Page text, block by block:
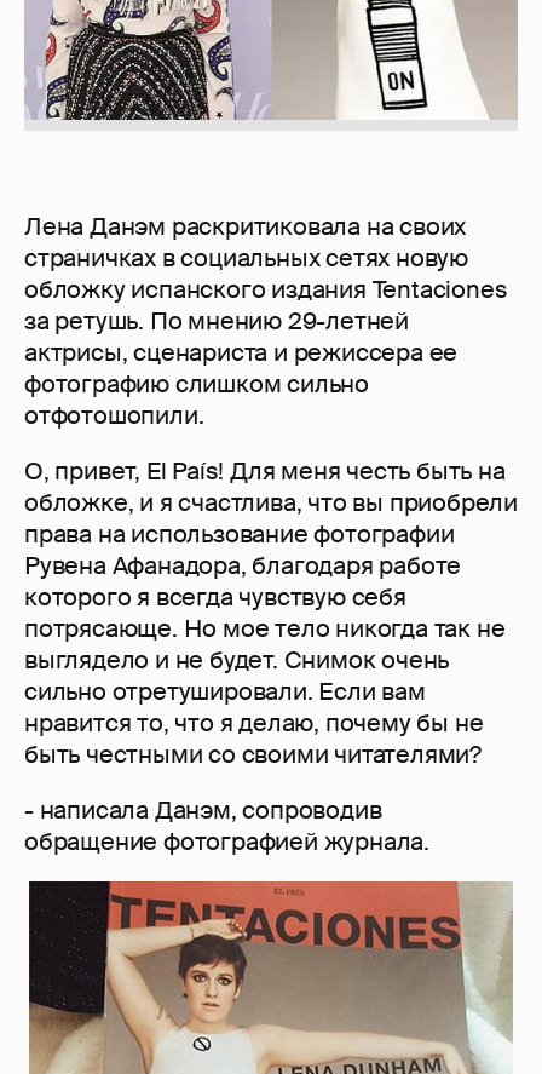
Лена Данэм раскритиковала на своих
страничках в социальных сетях новую
обложку испанского издания Tentaciones
за ретушь. По мнению 29-летней
актрисы, сценариста и режиссера ее
фотографию слишком сильно
отфотошопили.
О, привет, El País! Для меня честь быть на
обложке, и я счастлива, что вы приобрели
права на использование фотографии
Рувена Афанадора, благодаря работе
которого я всегда чувствую себя
потрясающе. Но мое тело никогда так не
выглядело и не будет. Снимок очень
сильно отретушировали. Если вам
нравится то, что я делаю, почему бы не
быть честными со своими читателями?
- написала Данэм, сопроводив
обращение фотографией журнала.